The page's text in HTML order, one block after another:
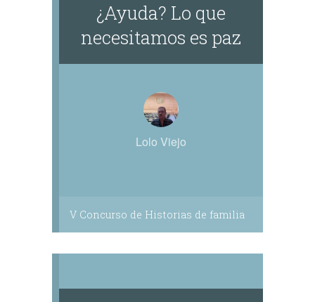
¿Ayuda? Lo que
necesitamos es paz
Lolo Viejo
V Concurso de Historias de familia